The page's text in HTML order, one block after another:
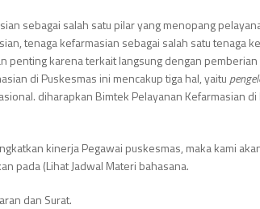
sebagai salah satu pilar yang menopang
tenaga kefarmasian sebagai salah satu
penting karena terkait langsung dengan
di Puskesmas ini mencakup tiga hal, yaitu
diharapkan Bimtek Pelayanan Kefarmasian
kinerja Pegawai puskesmas, maka kami akan
pada (Lihat Jadwal Materi bahasana.
dan Surat.